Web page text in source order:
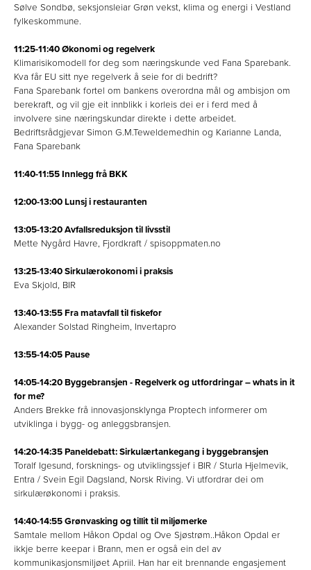
Sølve Sondbø, seksjonsleiar Grøn vekst, klima og energi i Vestland
fylkeskommune.
11:25-11:40 Økonomi og regelverk
Klimarisikomodell for deg som næringskunde ved Fana Sparebank.
Kva får EU sitt nye regelverk å seie for di bedrift?
Fana Sparebank fortel om bankens overordna mål og ambisjon om
berekraft, og vil gje eit innblikk i korleis dei er i ferd med å
involvere sine næringskundar direkte i dette arbeidet.
Bedriftsrådgjevar Simon G.M.Teweldemedhin og Karianne Landa,
Fana Sparebank
11:40-11:55 Innlegg frå BKK
12:00-13:00 Lunsj i restauranten
13:05-13:20 Avfallsreduksjon til livsstil
Mette Nygård Havre, Fjordkraft / spisoppmaten.no
13:25-13:40 Sirkulærokonomi i praksis
Eva Skjold, BIR
13:40-13:55 Fra matavfall til fiskefor
Alexander Solstad Ringheim, Invertapro
13:55-14:05 Pause
14:05-14:20 Byggebransjen - Regelverk og utfordringar – whats in it
for me?
Anders Brekke frå innovasjonsklynga Proptech informerer om
utviklinga i bygg- og anleggsbransjen.
14:20-14:35 Paneldebatt: Sirkulærtankegang i byggebransjen
Toralf Igesund, forsknings- og utviklingssjef i BIR / Sturla Hjelmevik,
Entra / Svein Egil Dagsland, Norsk Riving. Vi utfordrar dei om
sirkulærøkonomi i praksis.
14:40-14:55 Grønvasking og tillit til miljømerke
Samtale mellom Håkon Opdal og Ove Sjøstrøm..Håkon Opdal er
ikkje berre keepar i Brann, men er også ein del av
kommunikasjonsmiljøet Apriil. Han har eit brennande engasjement